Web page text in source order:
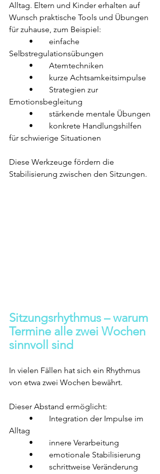
Alltag. Eltern und Kinder erhalten auf
Wunsch praktische Tools und Übungen
für zuhause, zum Beispiel:
Selbstregulationsübungen
	•	Atemtechniken
	•	kurze Achtsamkeitsimpulse
Emotionsbegleitung
	•	stärkende mentale Übungen
für schwierige Situationen
Diese Werkzeuge fördern die
Stabilisierung zwischen den Sitzungen.
Sitzungsrhythmus – warum
Termine alle zwei Wochen
sinnvoll sind
In vielen Fällen hat sich ein Rhythmus
von etwa zwei Wochen bewährt.
Dieser Abstand ermöglicht:
Alltag
	•	innere Verarbeitung
	•	emotionale Stabilisierung